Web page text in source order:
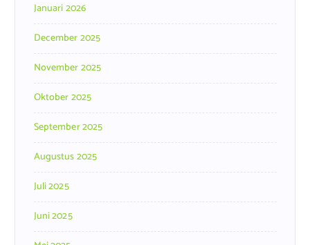
Januari 2026
December 2025
November 2025
Oktober 2025
September 2025
Augustus 2025
Juli 2025
Juni 2025